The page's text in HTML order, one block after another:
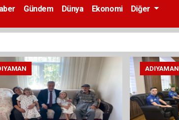
Gündem Dünya Ekonomi Diğer
ADIYAMAN